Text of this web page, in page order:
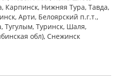
Карпинск, Нижняя Тура, Тавда,
Арти, Белоярский п.г.т.,
Тугулым, Туринск, Шаля,
обл), Снежинск